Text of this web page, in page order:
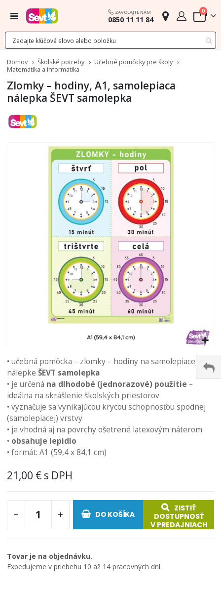
Menu ZAVOLAJTE NÁM
0850 11 11 84 Cart
0
Domov Školské potreby
Učebné pomôcky pre školy
Matematika a informatika
Zlomky – hodiny, A1, samolepiaca
nálepka ŠEVT samolepka
na
začiatok
galérie
obrázkov
• učebná pomôcka – zlomky – hodiny na samolepiacej
nálepke ŠEVT samolepka
• je určená na dlhodobé (jednorazové) použitie –
ideálna na skrášlenie školských priestorov
• vyznačuje sa vynikajúcou krycou schopnosťou spodnej
(samolepiacej) vrstvy
• je vhodná aj na povrchy ošetrené latexovým náterom
• obsahuje lepidlo
• formát: A1 (59,4 x 84,1 cm)
21,00 €
DO KOŠÍKA
ZISTIŤ
DOSTUPNOSŤ
V PREDAJNIACH
Tovar je na objednávku.
Expedujeme v priebehu 10 až 14 pracovných dní.